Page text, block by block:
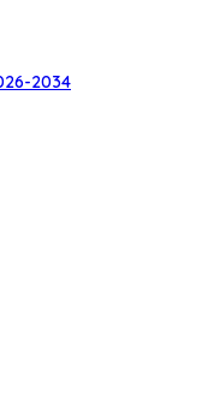
2034